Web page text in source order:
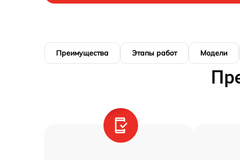
Преимущества Этапы работ Модели